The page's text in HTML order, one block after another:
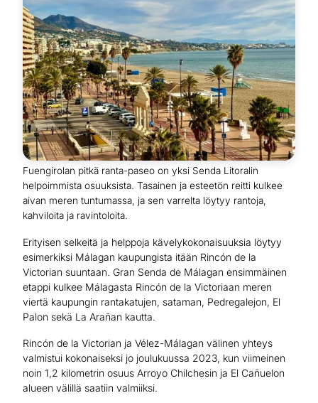
Fuengirolan pitkä ranta-paseo on yksi Senda Litoralin
helpoimmista osuuksista. Tasainen ja esteetön reitti kulkee
aivan meren tuntumassa, ja sen varrelta löytyy rantoja,
kahviloita ja ravintoloita.
Erityisen selkeitä ja helppoja kävelykokonaisuuksia löytyy
esimerkiksi Málagan kaupungista itään Rincón de la
Victorian suuntaan. Gran Senda de Málagan ensimmäinen
etappi kulkee Málagasta Rincón de la Victoriaan meren
viertä kaupungin rantakatujen, sataman, Pedregalejon, El
Palon sekä La Arañan kautta.
Rincón de la Victorian ja Vélez-Málagan välinen yhteys
valmistui kokonaiseksi jo joulukuussa 2023, kun viimeinen
noin 1,2 kilometrin osuus Arroyo Chilchesin ja El Cañuelon
alueen välillä saatiin valmiiksi.